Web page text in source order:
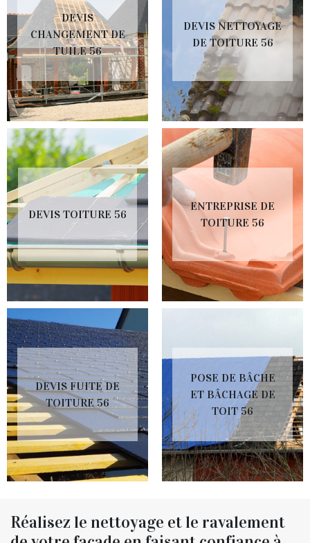
DEVIS
CHANGEMENT DE
TUILE 56
DEVIS NETTOYAGE
DE TOITURE 56
DEVIS TOITURE 56
ENTREPRISE DE
TOITURE 56
DEVIS FUITE DE
TOITURE 56
POSE DE BÂCHE
ET BÂCHAGE DE
TOIT 56
Réalisez le nettoyage et le ravalement